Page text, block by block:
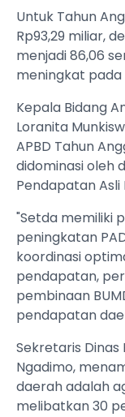
Untuk Tahun
Rp93,29 miliar,
menjadi 86,06
meningkat pada
Kepala Bidang
Loranita
APBD Tahun
didominasi oleh
Pendapatan
"Setda memiliki
peningkatan
koordinasi
pendapatan,
pembinaan
pendapatan
Sekretaris
Ngadimo,
daerah adalah
melibatkan 30